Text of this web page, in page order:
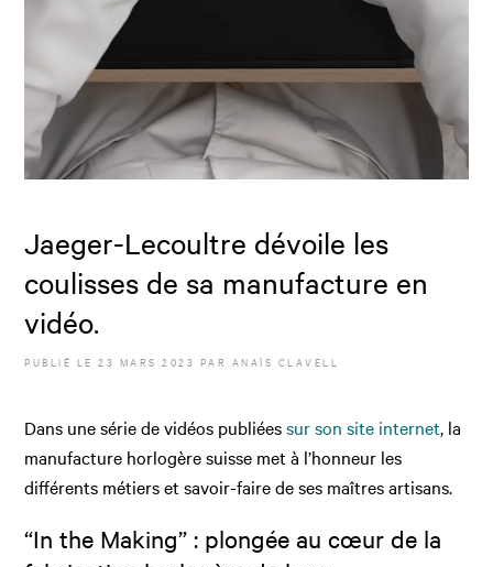
Jaeger-Lecoultre dévoile les
coulisses de sa manufacture en
vidéo.
PUBLIÉ LE23 MARS 2023 PAR ANAÏS CLAVELL
Dans une série de vidéos publiéessur son site internet, la
manufacture horlogère suisse met à l’honneur les
différents métiers et savoir-faire de ses maîtres artisans.
“In the Making” : plongée au cœur de la